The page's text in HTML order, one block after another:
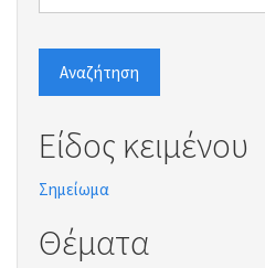
Αναζήτηση
Είδος κειμένου
Σημείωμα
Θέματα